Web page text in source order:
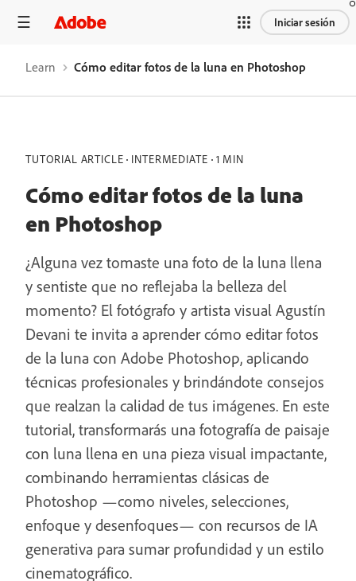
Iniciar sesión
Learn Cómo editar fotos de la luna en Photoshop
TUTORIAL ARTICLE INTERMEDIATE 1 MIN
Cómo editar fotos de la luna
en Photoshop
¿Alguna vez tomaste una foto de la luna llena
y sentiste que no reflejaba la belleza del
momento? El fotógrafo y artista visual Agustín
Devani te invita a aprender cómo editar fotos
de la luna con Adobe Photoshop, aplicando
técnicas profesionales y brindándote consejos
que realzan la calidad de tus imágenes. En este
tutorial, transformarás una fotografía de paisaje
con luna llena en una pieza visual impactante,
combinando herramientas clásicas de
Photoshop —como niveles, selecciones,
enfoque y desenfoques— con recursos de IA
generativa para sumar profundidad y un estilo
cinematográfico.